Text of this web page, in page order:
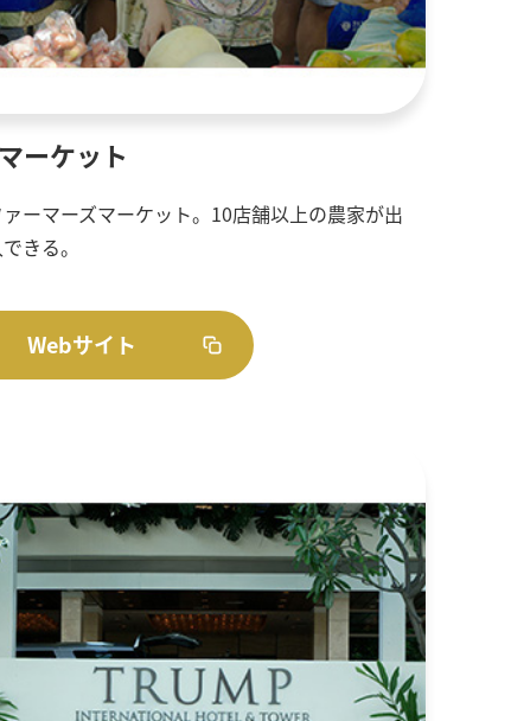
ーケット
ーマーズマーケット。10店舗以上の農家が出
きる。
Webサイト